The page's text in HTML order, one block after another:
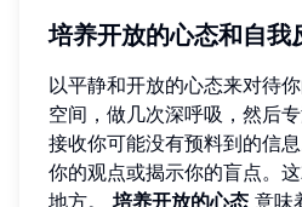
培养开放的心态和自我
以平静和开放的心态来对待
空间，做几次深呼吸，然后
接收你可能没有预料到的信
你的观点或揭示你的盲点。
地方。 培养开放的心态 意味